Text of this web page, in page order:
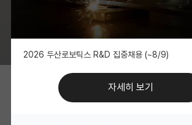
2026 두산로보틱스 R&D 집중채용 (~8/9)
자세히 보기